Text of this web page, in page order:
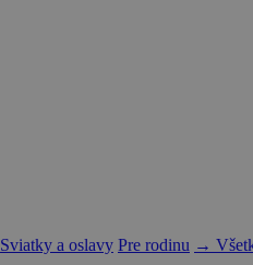
Sviatky a oslavy Pre rodinu →